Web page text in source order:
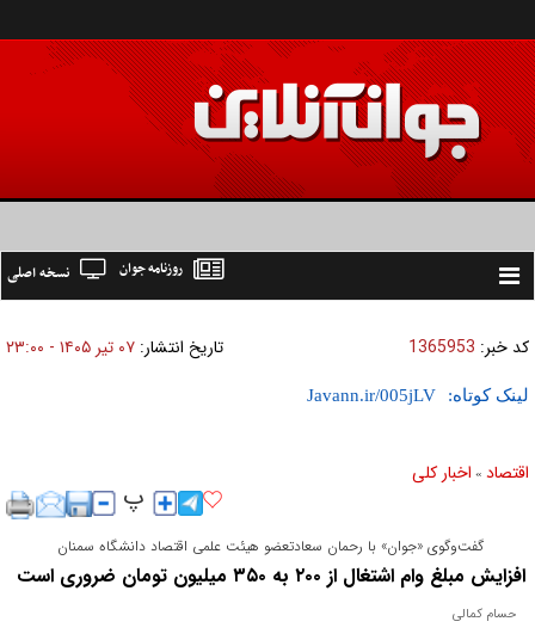
Toggle
نسخه اصلی روزنامه جوان
کد خبر: 1365953 تاریخ انتشار: ۰۷ تير ۱۴۰۵ - ۲۳:۰۰
لینک کوتاه:
اقتصاد » اخبار کلی
گفت‌وگوی «جوان» با رحمان سعادتعضو هیئت علمی اقتصاد دانشگاه سمنان
افزایش مبلغ وام اشتغال از ۲۰۰ به ۳۵۰ میلیون تومان ضروری است
حسام کمالی